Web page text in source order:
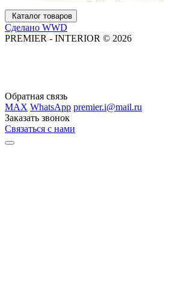
Каталог товаров
Сделано WWD
PREMIER - INTERIOR © 2026
Обратная связь
MAX WhatsApp premier.i@mail.ru
Заказать звонок
Связаться с нами